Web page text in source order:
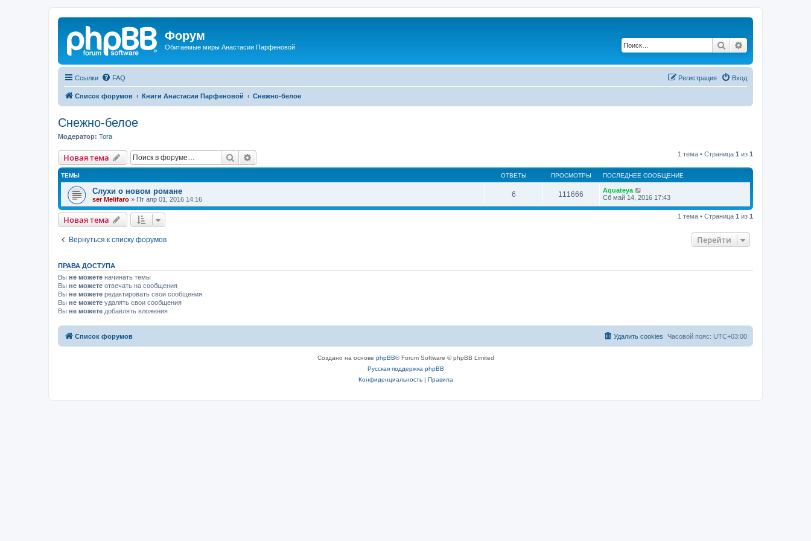
Форум
Обитаемые миры Анастасии Парфеновой Поиск
Ссылки FAQ Вход
Регистрация
Список форумов Книги Анастасии Парфеновой Снежно-белое
Снежно-белое
Модератор: Tora
Новая тема Поиск 1 тема • Страница 1 из 1
ТЕМЫ ОТВЕТЫ ПРОСМОТРЫ ПОСЛЕДНЕЕ СООБЩЕНИЕ
Слухи о новом романе
ser Melifaro » Пт апр 01, 2016 14:16
6 111666
Aquateya
Сб май 14, 2016 17:43
Новая тема 1 тема • Страница 1 из 1
Вернуться к списку форумов Перейти
ПРАВА ДОСТУПА
Вы не можете начинать темы
Вы не можете отвечать на сообщения
Вы не можете редактировать свои сообщения
Вы не можете удалять свои сообщения
Вы не можете добавлять вложения
Список форумов Часовой пояс: UTC+03:00
Удалить cookies
Создано на основе phpBB® Forum Software © phpBB Limited
Русская поддержка phpBB
Конфиденциальность| Правила